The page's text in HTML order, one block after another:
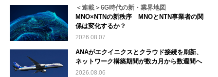
＜連載＞6G時代の新・業界地図
MNO×NTNの新秩序 MNOとNTN事業者の関
係は変化するか？
2026.08.07
ANAがエクイニクスとクラウド接続を刷新、
ネットワーク構築期間が数カ月から数週間へ
2026.08.06